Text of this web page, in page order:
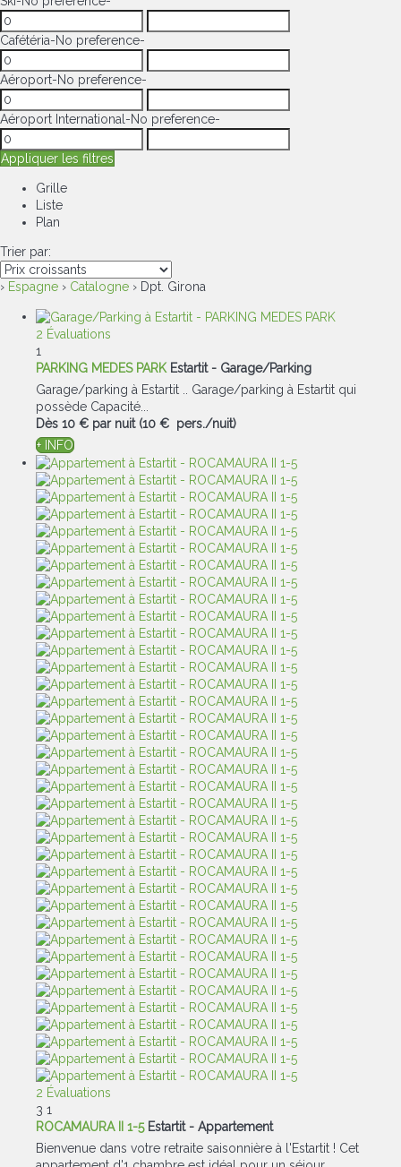
Cafétéria-No preference-
Aéroport-No preference-
Aéroport International -No preference-
Appliquer les filtres
Grille
Liste
Plan
Trier par:
› Espagne › Catalogne › Dpt. Girona
2 Évaluations
1
PARKING MEDES PARK Estartit - Garage/Parking
Garage/parking à Estartit .. Garage/parking à Estartit qui
possède Capacité...
Dès 10 € par nuit (10 € pers./nuit)
+ INFO
2 Évaluations
3 1
ROCAMAURA II 1-5 Estartit - Appartement
Bienvenue dans votre retraite saisonnière à l'Estartit ! Cet